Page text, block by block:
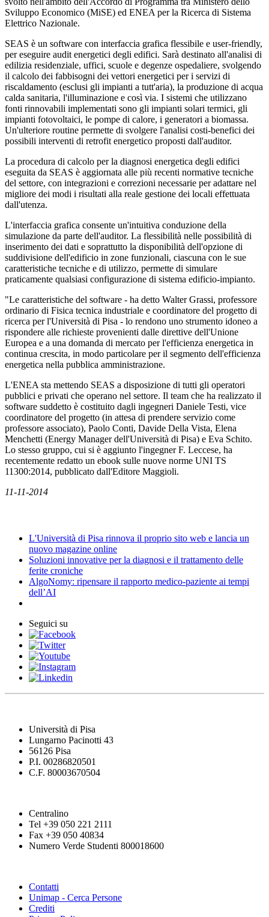
Sviluppo Economico (MiSE) ed ENEA per la Ricerca di Sistema
Elettrico Nazionale.
SEAS è un software con interfaccia grafica flessibile e user-friendly,
per eseguire audit energetici degli edifici. Sarà destinato all'analisi di
edilizia residenziale, uffici, scuole e degenze ospedaliere, svolgendo
il calcolo dei fabbisogni dei vettori energetici per i servizi di
riscaldamento (esclusi gli impianti a tutt'aria), la produzione di acqua
calda sanitaria, l'illuminazione e così via. I sistemi che utilizzano
fonti rinnovabili implementati sono gli impianti solari termici, gli
impianti fotovoltaici, le pompe di calore, i generatori a biomassa.
Un'ulteriore routine permette di svolgere l'analisi costi-benefici dei
possibili interventi di retrofit energetico proposti dall'auditor.
La procedura di calcolo per la diagnosi energetica degli edifici
eseguita da SEAS è aggiornata alle più recenti normative tecniche
del settore, con integrazioni e correzioni necessarie per adattare nel
migliore dei modi i risultati alla reale gestione dei locali effettuata
dall'utenza.
L'interfaccia grafica consente un'intuitiva conduzione della
simulazione da parte dell'auditor. La flessibilità nelle possibilità di
inserimento dei dati e soprattutto la disponibilità dell'opzione di
suddivisione dell'edificio in zone funzionali, ciascuna con le sue
caratteristiche tecniche e di utilizzo, permette di simulare
praticamente qualsiasi configurazione di sistema edificio-impianto.
"Le caratteristiche del software - ha detto Walter Grassi, professore
ordinario di Fisica tecnica industriale e coordinatore del progetto di
ricerca per l'Università di Pisa - lo rendono uno strumento idoneo a
rispondere alle richieste provenienti dalle direttive dell'Unione
Europea e a una domanda di mercato per l'efficienza energetica in
continua crescita, in modo particolare per il segmento dell'efficienza
energetica nella pubblica amministrazione.
L'ENEA sta mettendo SEAS a disposizione di tutti gli operatori
pubblici e privati che operano nel settore. Il team che ha realizzato il
software suddetto è costituito dagli ingegneri Daniele Testi, vice
coordinatore del progetto (in attesa di prendere servizio come
professore associato), Paolo Conti, Davide Della Vista, Elena
Menchetti (Energy Manager dell'Università di Pisa) e Eva Schito.
Lo stesso gruppo, cui si è aggiunto l'ingegner F. Leccese, ha
recentemente redatto un ebook sulle nuove norme UNI TS
11300:2014, pubblicato dall'Editore Maggioli.
11-11-2014
L'Università di Pisa rinnova il proprio sito web e lancia un
nuovo magazine online
Soluzioni innovative per la diagnosi e il trattamento delle
ferite croniche
AlgoNomy: ripensare il rapporto medico-paziente ai tempi
dell’AI
Seguici su
Università di Pisa
Lungarno Pacinotti 43
56126 Pisa
P.I. 00286820501
C.F. 80003670504
Centralino
Tel +39 050 221 2111
Fax +39 050 40834
Numero Verde Studenti 800018600
Contatti
Unimap - Cerca Persone
Crediti